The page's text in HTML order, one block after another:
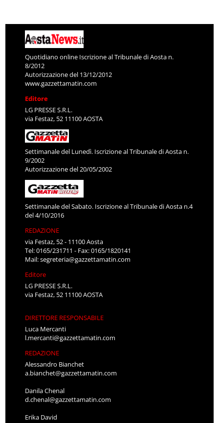
Quotidiano online Iscrizione al Tribunale di Aosta n.
8/2012
Autorizzazione del 13/12/2012
www.gazzettamatin.com
Editore
LG PRESSE S.R.L.
via Festaz, 52 11100 AOSTA
Settimanale del Lunedì. Iscrizione al Tribunale di Aosta n.
9/2002
Autorizzazione del 20/05/2002
Settimanale del Sabato. Iscrizione al Tribunale di Aosta n.4
del 4/10/2016
REDAZIONE
via Festaz, 52 - 11100 Aosta
Tel: 0165/231711 - Fax: 0165/1820141
Mail:segreteria@gazzettamatin.com
Editore
LG PRESSE S.R.L.
via Festaz, 52 11100 AOSTA
DIRETTORE RESPONSABILE
Luca Mercanti
l.mercanti@gazzettamatin.com
REDAZIONE
Alessandro Bianchet
a.bianchet@gazzettamatin.com
Danila Chenal
d.chenal@gazzettamatin.com
Erika David